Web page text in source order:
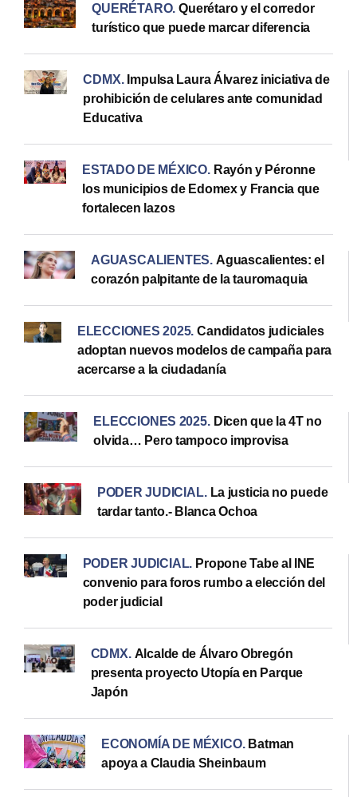
QUERÉTARO. Querétaro y el corredor
turístico que puede marcar diferencia
CDMX. Impulsa Laura Álvarez iniciativa de
prohibición de celulares ante comunidad
Educativa
ESTADO DE MÉXICO. Rayón y Péronne
los municipios de Edomex y Francia que
fortalecen lazos
AGUASCALIENTES. Aguascalientes: el
corazón palpitante de la tauromaquia
ELECCIONES 2025. Candidatos judiciales
adoptan nuevos modelos de campaña para
acercarse a la ciudadanía
ELECCIONES 2025. Dicen que la 4T no
olvida… Pero tampoco improvisa
PODER JUDICIAL. La justicia no puede
tardar tanto.- Blanca Ochoa
PODER JUDICIAL. Propone Tabe al INE
convenio para foros rumbo a elección del
poder judicial
CDMX. Alcalde de Álvaro Obregón
presenta proyecto Utopía en Parque
Japón
ECONOMÍA DE MÉXICO. Batman
apoya a Claudia Sheinbaum